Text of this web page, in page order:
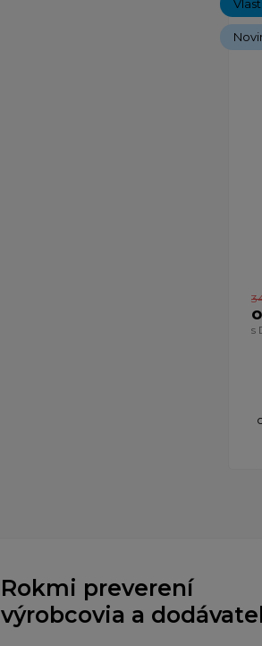
s
Rokmi preverení
výrobcovia a